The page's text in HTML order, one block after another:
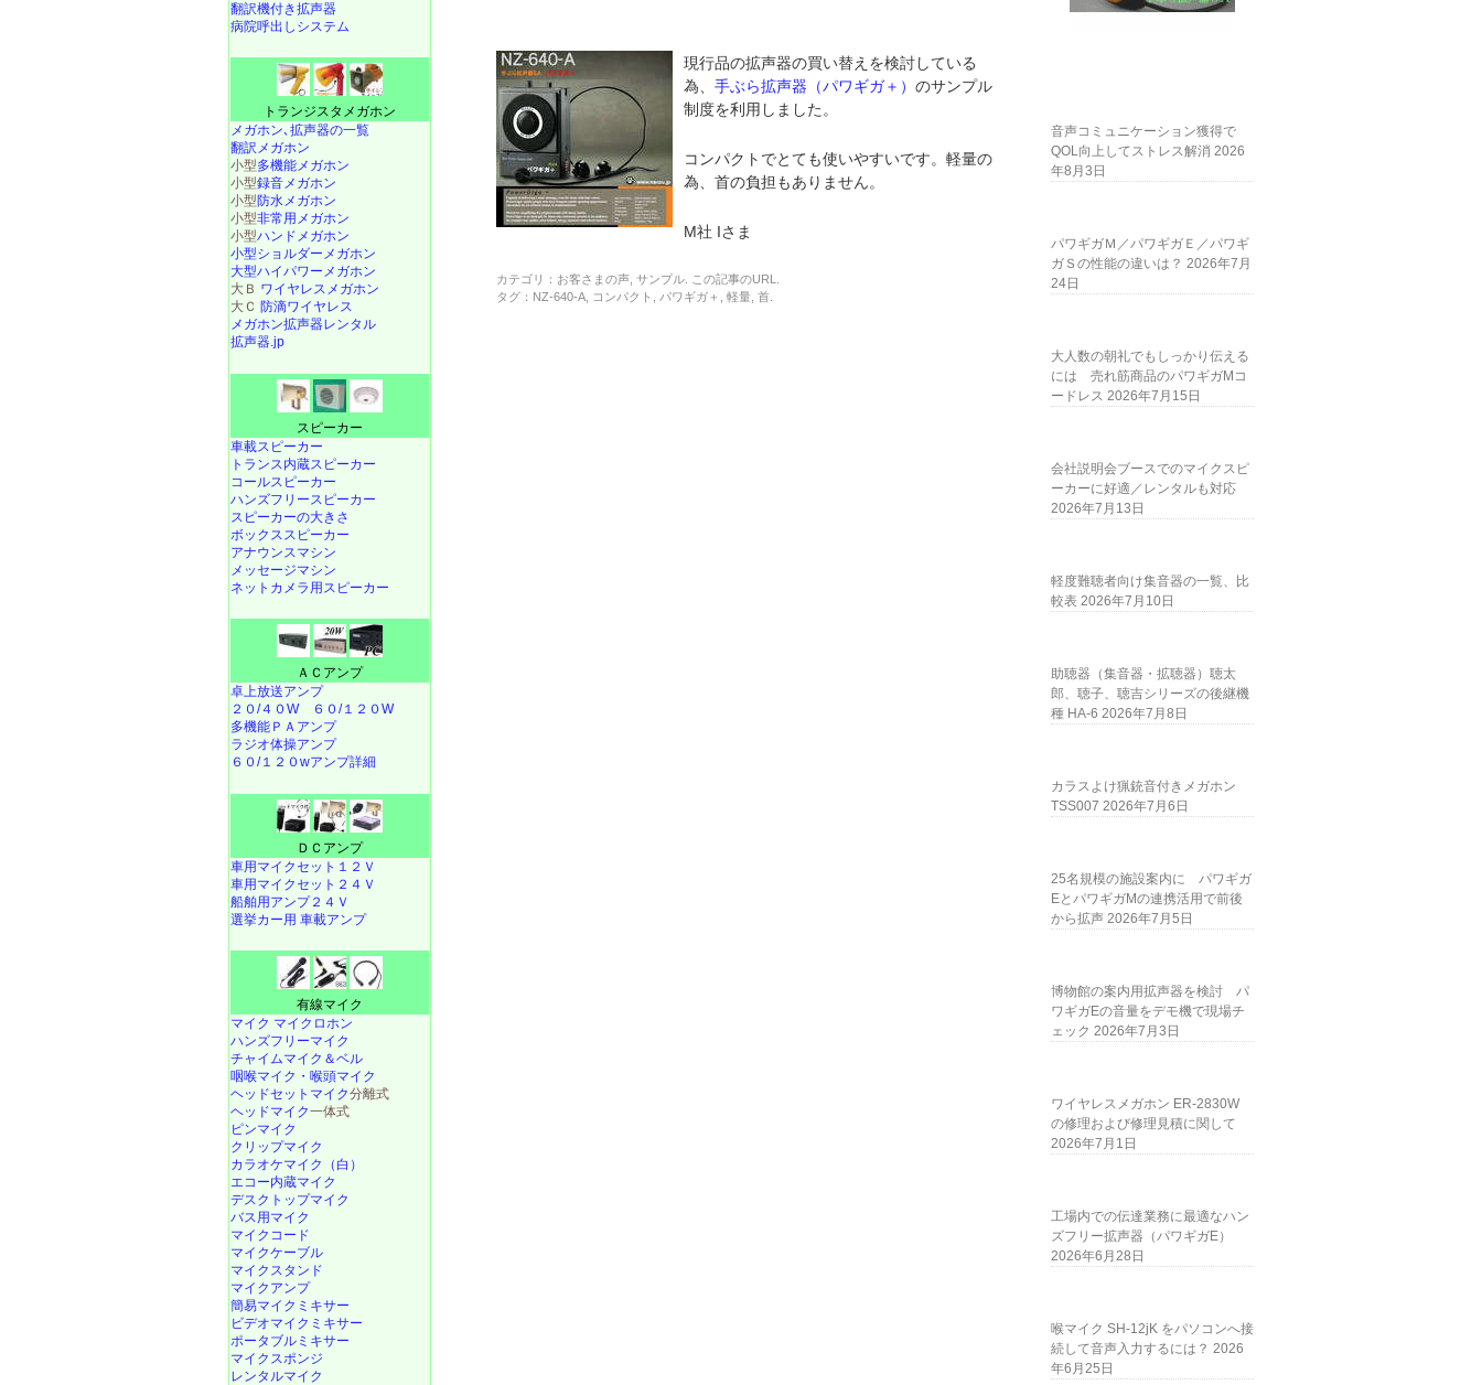
現行品の拡声器の買い替えを検討している
為、手ぶら拡声器（パワギガ＋）のサンプル
制度を利用しました。
コンパクトでとても使いやすいです。軽量の
為、首の負担もありません。
M社 Iさま
カテゴリ： お客さまの声 サンプル . この記事のURL
タグ： NZ-640-A コンパクト パワギガ＋ ,軽量 ,首
翻訳機付き拡声器
病院呼出しシステム
トランジスタメガホン
メガホン､拡声器の一覧
翻訳メガホン
小型多機能メガホン
小型録音メガホン
小型防水メガホン
小型非常用メガホン
小型ハンドメガホン
小型ショルダーメガホン
大型ハイパワーメガホン
大Ｂ ワイヤレスメガホン
大Ｃ 防滴ワイヤレス
メガホン拡声器レンタル
拡声器.jp
スピーカー
車載スピーカー
トランス内蔵スピーカー
コールスピーカー
ハンズフリースピーカー
スピーカーの大きさ
ボックススピーカー
アナウンスマシン
メッセージマシン
ネットカメラ用スピーカー
ＡＣアンプ
卓上放送アンプ
２０/４０W
６０/１２０W
多機能ＰＡアンプ
ラジオ体操アンプ
６０/１２０wアンプ詳細
ＤＣアンプ
車用マイクセット１２Ｖ
車用マイクセット２４Ｖ
船舶用アンプ２４Ｖ
選挙カー用 車載アンプ
有線マイク
マイク マイクロホン
ハンズフリーマイク
チャイムマイク＆ベル
咽喉マイク・喉頭マイク
ヘッドセットマイク分離式
ヘッドマイク一体式
ピンマイク
クリップマイク
カラオケマイク（白）
エコー内蔵マイク
デスクトップマイク
バス用マイク
マイクコード
マイクケーブル
マイクスタンド
マイクアンプ
簡易マイクミキサー
ビデオマイクミキサー
ポータブルミキサー
マイクスポンジ
レンタルマイク
音声コミュニケーション獲得で
QOL向上してストレス解消 2026
年8月3日
パワギガＭ／パワギガＥ／パワギ
ガＳの性能の違いは？ 2026年7月
24日
大人数の朝礼でもしっかり伝える
には 売れ筋商品のパワギガMコ
ードレス 2026年7月15日
会社説明会ブースでのマイクスピ
ーカーに好適／レンタルも対応
2026年7月13日
軽度難聴者向け集音器の一覧、比
較表 2026年7月10日
助聴器（集音器・拡聴器）聴太
郎、聴子、聴吉シリーズの後継機
種 HA-6 2026年7月8日
カラスよけ猟銃音付きメガホン
TSS007 2026年7月6日
25名規模の施設案内に パワギガ
EとパワギガMの連携活用で前後
から拡声 2026年7月5日
博物館の案内用拡声器を検討 パ
ワギガEの音量をデモ機で現場チ
ェック 2026年7月3日
ワイヤレスメガホン ER-2830W
の修理および修理見積に関して
2026年7月1日
工場内での伝達業務に最適なハン
ズフリー拡声器（パワギガE）
2026年6月28日
喉マイク SH-12jK をパソコンへ接
続して音声入力するには？ 2026
年6月25日